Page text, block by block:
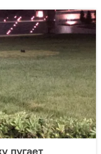
пугает